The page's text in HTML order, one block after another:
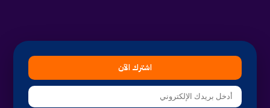
اشترك الآن